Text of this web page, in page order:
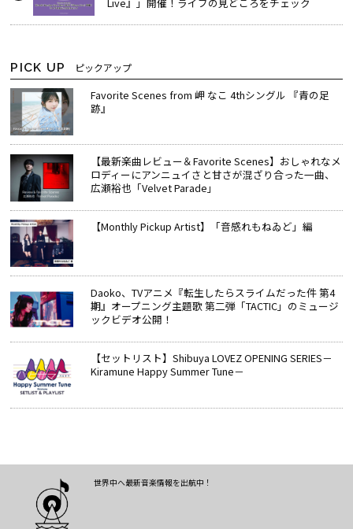
PICK UP ピックアップ
Favorite Scenes from 岬 なこ 4thシングル 『青の足
跡』
【最新楽曲レビュー＆Favorite Scenes】おしゃれなメ
ロディーにアンニュイさと甘さが混ざり合った一曲、
広瀬裕也「Velvet Parade」
【Monthly Pickup Artist】「音感れもねゐど」編
Daoko、TVアニメ『転生したらスライムだった件 第4
期』オープニング主題歌 第二弾「TACTIC」のミュージ
ックビデオ公開！
【セットリスト】Shibuya LOVEZ OPENING SERIES－
Kiramune Happy Summer Tune－
世界中へ最新音楽情報を出航中！